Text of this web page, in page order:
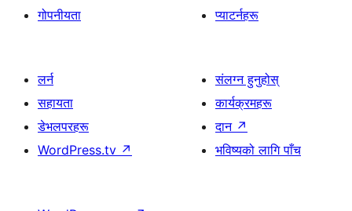
गोपनीयता
प्याटर्नहरू
लर्न
सहायता
डेभलपरहरू
WordPress.tv ↗
संलग्न हुनुहोस्
कार्यक्रमहरू
दान ↗
भविष्यको लागि पाँच